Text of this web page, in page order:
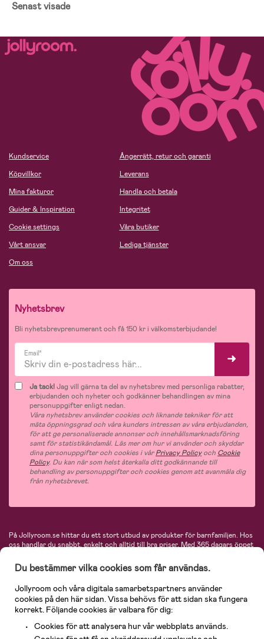
Senast visade
Kundservice
Köpvillkor
Mina fakturor
Guider & Inspiration
Cookie settings
Vårt ansvar
Om oss
Ångerrätt, retur och garanti
Leverans
Handla och betala
Integritet
Våra butiker
Lediga tjänster
Nyhetsbrev
Bli nyhetsbrevprenumerant och få 150 kr i välkomsterbjudande!
Email*
Ja tack!Jag vill gärna ta del av nyhetsbrev med personliga rabatter,
erbjudanden och nyheter och godkänner behandlingen av mina
personuppgifter enligt nedan.
Våra nyhetsbrev använder cookies och liknande tekniker för att
mäta öppningsgrad och våra kunders intressen av våra erbjudanden,
för att ge personaliserade annonser och innehållsmarknadsföring
samt för statistikändamål. Läs mer om hur vi använder och skyddar
dina personuppgifter och cookies i vårPrivacy Policyoch Cookie
Policy. Du kan när som helst återkalla ditt godkännande till
behandling av personuppgifter och cookies genom att avanmäla dig
från nyhetsbrevet.
På Jollyroom.se hittar du ett stort utbud av produkter för barnfamiljen. Hos
oss handlar du snabbt, enkelt och alltid till bra priser. Med 365 dagars öppet
hos oss. I vårt sortiment hittar du barnvagnar, bilstolar, kläder för barn och
baby, produkter för mamman, massor av inspirerande inredning, leksaker,
varumärken så som Britax, Maxi-Cosi, Baby Jogger, BabyBjörn, Didriksons,
KidKraft, Ergobaby, Philips Avent, Neonate, Cybex, LEGO och många fler.
Välkommen in och kika runt i Nordens största barn- och babybutik på nätet!
Du bestämmer vilka cookies som får användas.
Jollyroom och våra digitala samarbetspartners använder
cookies på den här sidan. Vissa behövs för att sidan ska fungera
korrekt. Följande cookies är valbara för dig:
Cookies för att analysera hur vår webbplats används.